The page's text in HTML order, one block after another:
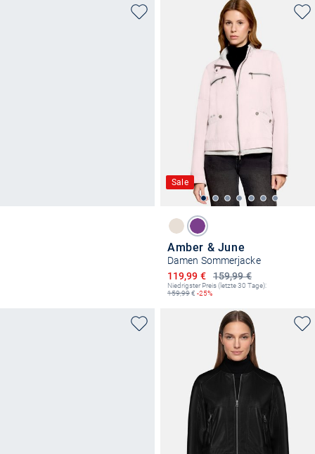
Sale
Amber & June
Damen Sommerjacke
159,99 €
Ermäßigter Preis
119,99 €
Niedrigster Preis (letzte 30 Tage):
159,99€ -25%